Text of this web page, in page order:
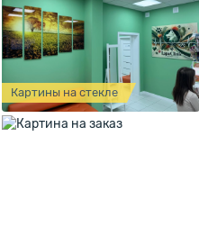
Картины на стекле